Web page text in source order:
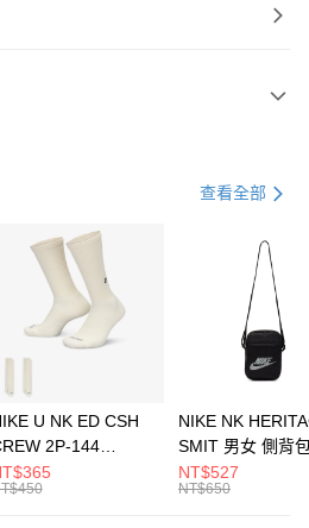
21家銀行
第一商業銀行
彰化商業銀行
查看全部
U NK ED CSH
2P-144
男女 短統襪
NIKE NK
SMIT 男女 側背
BA5871010
NT$527
NT$650